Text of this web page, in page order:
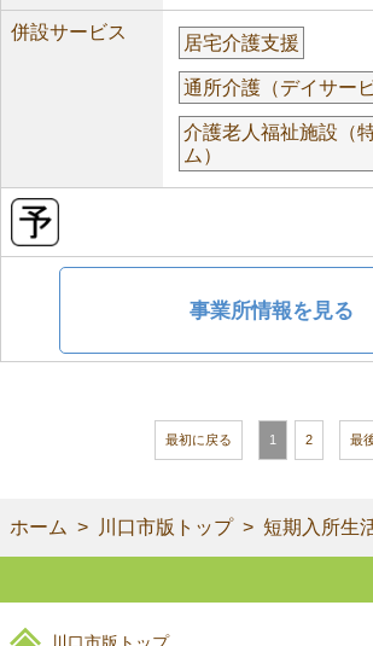
併設サービス
居宅介護支援
通所介護（デイサービ
介護老人福祉施設（
ム）
事業所情報を見る
最初に戻る 1 2 最
ホーム 川口市版トップ 短期入所生